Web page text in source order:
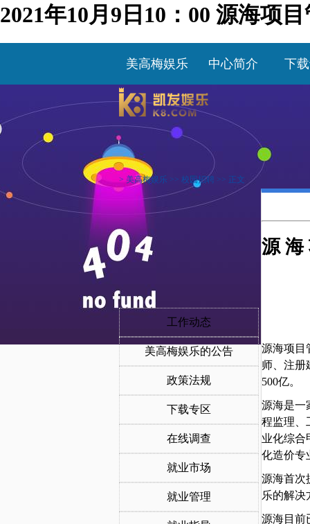
2021年10月9日10：00 源海项
美高梅娱乐 中心简介 下
> 美高梅娱乐 >> 校园招聘 >> 正文
工作动态
美高梅娱乐的公告
政策法规
下载专区
在线调查
就业市场
就业管理
源 海
源海项目
师、注册
500亿。
源海是一
程监理、
业化综合
化造价专
源海首次
乐的解决
源海目前